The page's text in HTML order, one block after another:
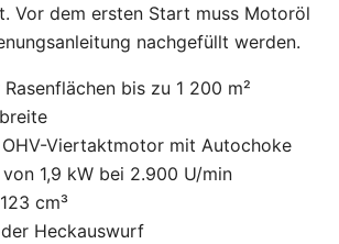
Vor dem ersten Start muss Motoröl
nachgefüllt werden.
bis zu 1 200 m²
OHV-Viertaktmotor mit Autochoke
1,9 kW bei 2.900 U/min
cm³
Heckauswurf